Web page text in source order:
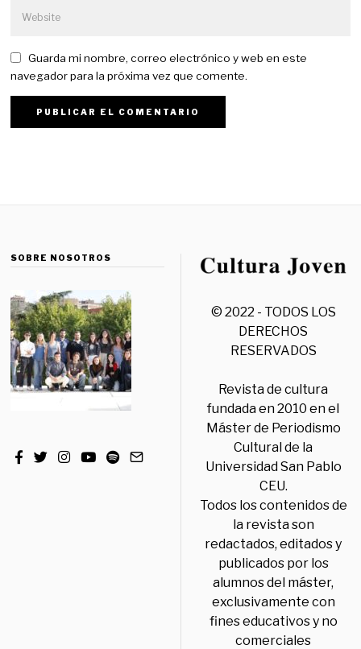
Guarda mi nombre, correo electrónico y web en este
navegador para la próxima vez que comente.
SOBRE NOSOTROS
© 2022 - TODOS LOS
DERECHOS
RESERVADOS
Revista de cultura
fundada en 2010 en el
Máster de Periodismo
Cultural de la
Universidad San Pablo
CEU.
Todos los contenidos de
la revista son
redactados, editados y
publicados por los
alumnos del máster,
exclusivamente con
fines educativos y no
comerciales